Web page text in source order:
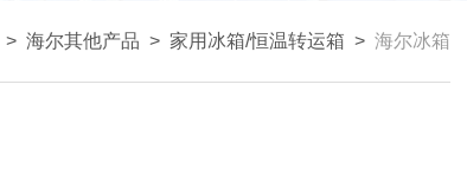
> 海尔其他产品 > 家用冰箱/恒温转运箱 > 海尔冰箱